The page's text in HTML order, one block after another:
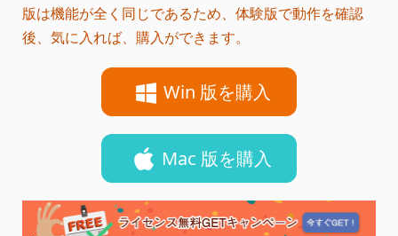
版は機能が全く同じであるため、体験版で動作を確認
後、気に入れば、購入ができます。
Win 版を購入
Mac 版を購入